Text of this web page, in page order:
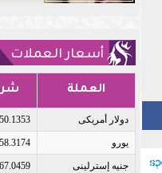
أسعار العملات
العملة
دولار أمريكى 50.1353
يورو 58.3174
جنيه إسترلينى 67.0459